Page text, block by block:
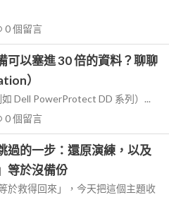
0個留言
可以塞進 30 倍的資料？聊聊
）
Dell PowerProtect DD 系列）...
0個留言
過的一步：還原演練，以及
等於沒備份
於救得回來」，今天把這個主題收